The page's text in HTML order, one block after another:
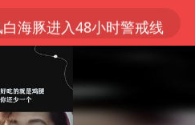
白海豚进入48小时警戒线
中方回应是否在太平洋海底开采稀土